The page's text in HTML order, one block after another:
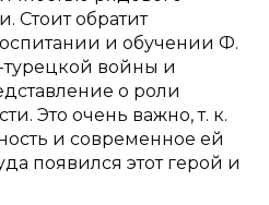
Стоит обратит
и обучении Ф.
турецкой войны и
о роли
Это очень важно, т. к.
и современное ей
появился этот герой и